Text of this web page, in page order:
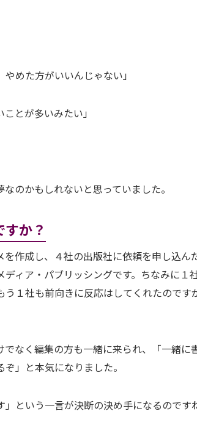
めた方がいいんじゃない」
とが多いみたい」
のかもしれないと思っていました。
か？
作成し、４社の出版社に依頼を申し込ん
ィア・パブリッシングです。ちなみに１
１社も前向きに反応はしてくれたのです
なく編集の方も一緒に来られ、「一緒に
」と本気になりました。
という一言が決断の決め手になるのです